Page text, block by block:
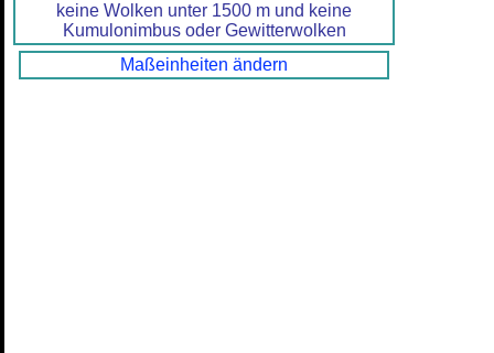
keine Wolken unter 1500 m und keine
Kumulonimbus oder Gewitterwolken
Maßeinheiten ändern